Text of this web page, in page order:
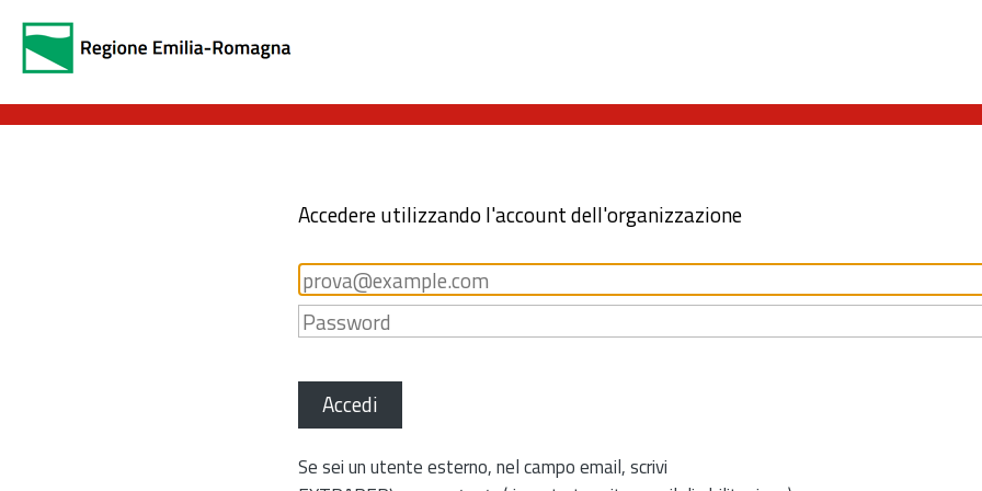
Accedere utilizzando l'account dell'organizzazione
Accedi
Se sei un utente esterno, nel campo email, scrivi